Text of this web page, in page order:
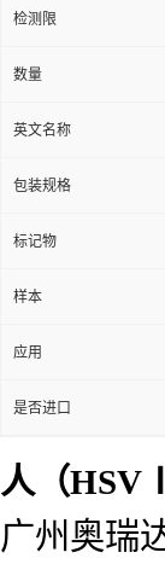
用途
检测方法
保质期
适应物种
检测限
数量
英文名称
包装规格
标记物
样本